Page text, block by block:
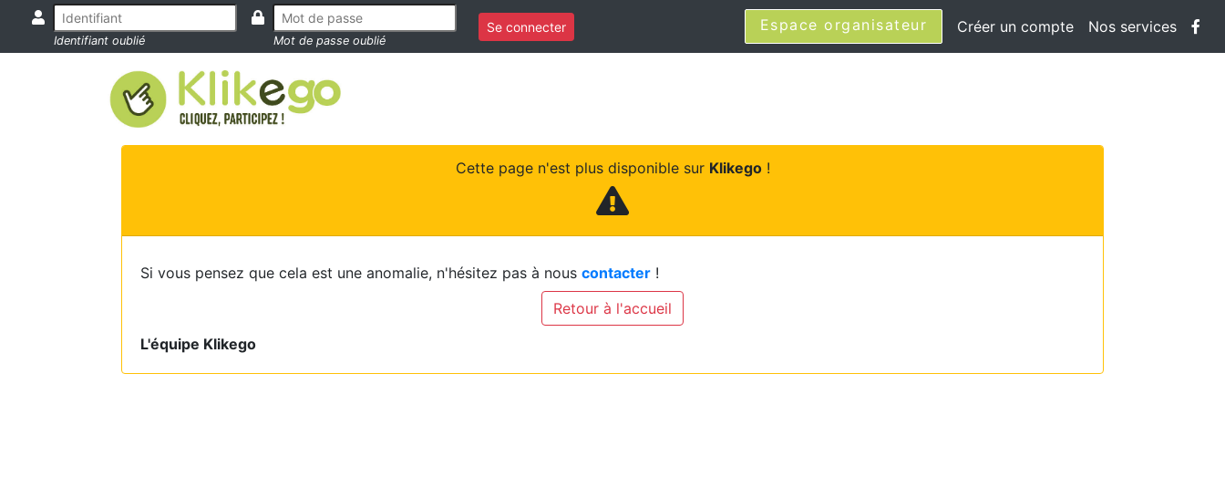
Identifiant oublié Mot de passe oublié
Se connecter Espace organisateur Créer un compte Nos services
Cette page n'est plus disponible sur Klikego!
Si vous pensez que cela est une anomalie, n'hésitez pas à nous contacter !
Retour à l'accueil
L'équipe Klikego